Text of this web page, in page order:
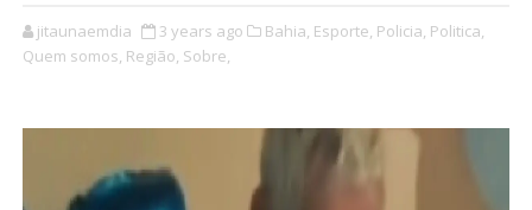
jitaunaemdia 3 years ago Bahia, Esporte, Policia, Politica,
Quem somos, Região, Sobre,